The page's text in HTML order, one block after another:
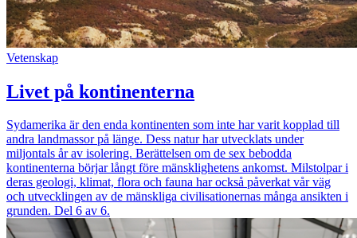
Vetenskap
Livet på kontinenterna
Sydamerika är den enda kontinenten som inte har varit kopplad till
andra landmassor på länge. Dess natur har utvecklats under
miljontals år av isolering. Berättelsen om de sex bebodda
kontinenterna börjar långt före mänsklighetens ankomst. Milstolpar i
deras geologi, klimat, flora och fauna har också påverkat vår väg
och utvecklingen av de mänskliga civilisationernas många ansikten i
grunden. Del 6 av 6.